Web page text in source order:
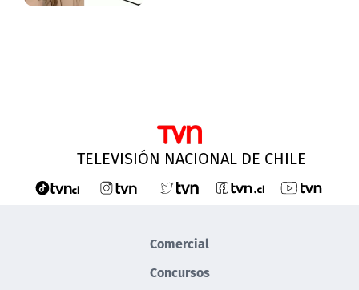
TELEVISIÓN NACIONAL DE CHILE
Comercial
Concursos